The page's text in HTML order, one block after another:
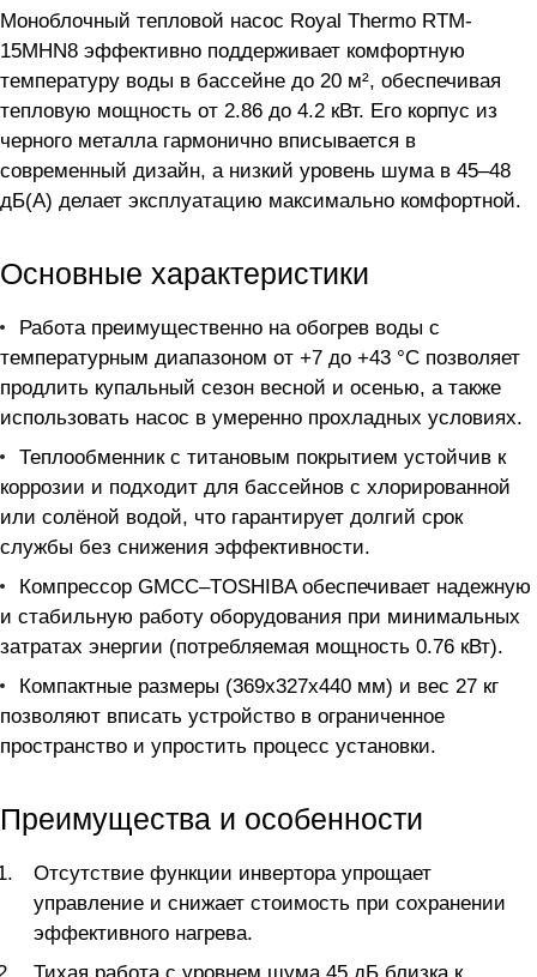
Моноблочный тепловой насос Royal Thermo RTM-
15MHN8 эффективно поддерживает комфортную
температуру воды в бассейне до 20 м², обеспечивая
тепловую мощность от 2.86 до 4.2 кВт. Его корпус из
черного металла гармонично вписывается в
современный дизайн, а низкий уровень шума в 45–48
дБ(А) делает эксплуатацию максимально комфортной.
Основные характеристики
Работа преимущественно на обогрев воды с
температурным диапазоном от +7 до +43 °C позволяет
продлить купальный сезон весной и осенью, а также
использовать насос в умеренно прохладных условиях.
Теплообменник с титановым покрытием устойчив к
коррозии и подходит для бассейнов с хлорированной
или солёной водой, что гарантирует долгий срок
службы без снижения эффективности.
Компрессор GMCC–TOSHIBA обеспечивает надежную
и стабильную работу оборудования при минимальных
затратах энергии (потребляемая мощность 0.76 кВт).
Компактные размеры (369х327х440 мм) и вес 27 кг
позволяют вписать устройство в ограниченное
пространство и упростить процесс установки.
Преимущества и особенности
Отсутствие функции инвертора упрощает
управление и снижает стоимость при сохранении
эффективного нагрева.